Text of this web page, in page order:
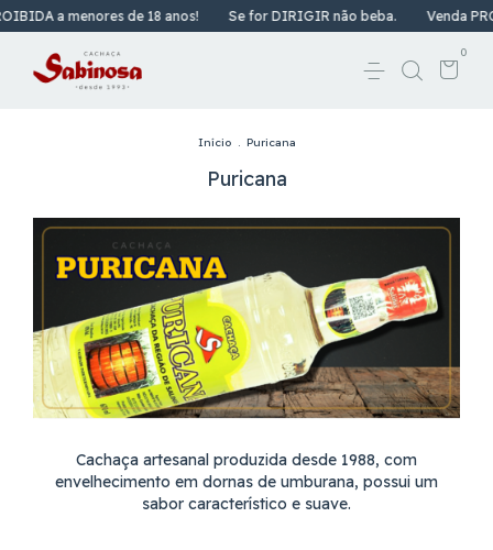
a menores de 18 anos! Se for DIRIGIR não beba. Venda
0
Início . Puricana
Puricana
Cachaça artesanal produzida desde 1988, com
envelhecimento em dornas de umburana, possui um
sabor característico e suave.